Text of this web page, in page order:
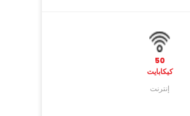
50
كيكابايت
إنترنت